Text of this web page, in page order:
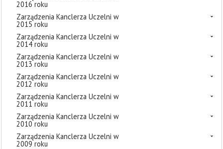
2016 roku
Zarządzenia Kanclerza Uczelni w
2015 roku
Zarządzenia Kanclerza Uczelni w
2014 roku
Zarządzenia Kanclerza Uczelni w
2013 roku
Zarządzenia Kanclerza Uczelni w
2012 roku
Zarządzenia Kanclerza Uczelni w
2011 roku
Zarządzenia Kanclerza Uczelni w
2010 roku
Zarządzenia Kanclerza Uczelni w
2009 roku